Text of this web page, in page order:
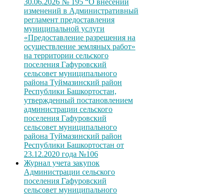
изменений в Административный
регламент предоставления
муниципальной услуги
«Предоставление разрешения на
осуществление земляных работ»
на территории сельского
поселения Гафуровский
сельсовет муниципального
района Туймазинский район
Республики Башкортостан,
утвержденный постановлением
администрации сельского
поселения Гафуровский
сельсовет муниципального
района Туймазинский район
Республики Башкортостан от
23.12.2020 года №106
Журнал учета закупок
Администрации сельского
поселения Гафуровский
сельсовет муниципального